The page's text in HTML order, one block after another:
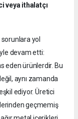
veya ithalatçı
sorunlara yol
devam etti:
eden ürünlerdir. Bu
aynı zamanda
ediyor. Üretici
geçmemiş